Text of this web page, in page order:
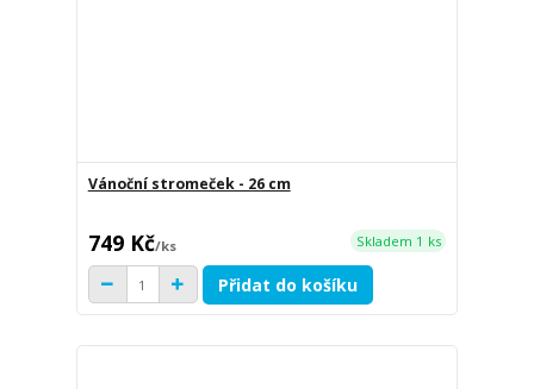
Vánoční stromeček - 26 cm
749 Kč/ks Skladem 1 ks
Přidat do košíku